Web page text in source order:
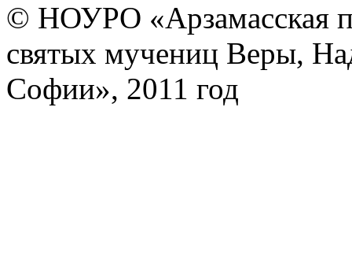
© НОУРО «Арзамасская
святых мучениц Веры,
Софии», 2011 год